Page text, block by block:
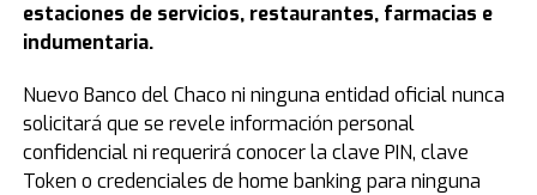
estaciones de servicios, restaurantes, farmacias e
indumentaria.
Nuevo Banco del Chaco ni ninguna entidad oficial nunca
solicitará que se revele información personal
confidencial ni requerirá conocer la clave PIN, clave
Token o credenciales de home banking para ninguna